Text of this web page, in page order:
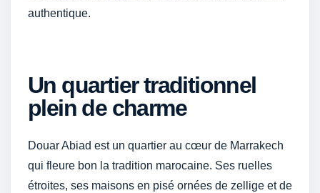
authentique.
Un quartier traditionnel
plein de charme
Douar Abiad est un quartier au cœur de Marrakech
qui fleure bon la tradition marocaine. Ses ruelles
étroites, ses maisons en pisé ornées de zellige et de